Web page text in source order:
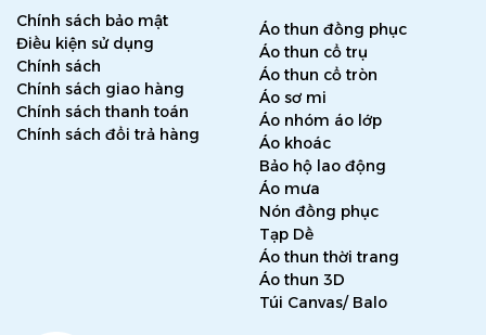
Chính sách bảo mật
Điều kiện sử dụng
Chính sách
Chính sách giao hàng
Chính sách thanh toán
Chính sách đổi trả hàng
Áo thun đồng phục
Áo thun cổ trụ
Áo thun cổ tròn
Áo sơ mi
Áo nhóm áo lớp
Áo khoác
Bảo hộ lao động
Áo mưa
Nón đồng phục
Tạp Dề
Áo thun thời trang
Áo thun 3D
Túi Canvas/ Balo